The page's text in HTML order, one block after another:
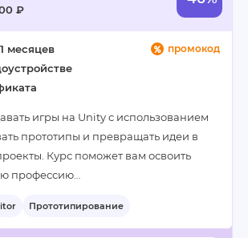
₽
промокод
месяцев
игры на Unity с использованием
прототипы и превращать идеи в
Курс поможет вам освоить
профессию…
Прототипирование